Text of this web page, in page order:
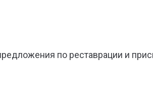
по реставрации и